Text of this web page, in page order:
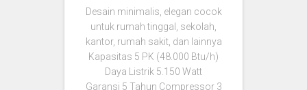
Desain minimalis, elegan cocok
untuk rumah tinggal, sekolah,
kantor, rumah sakit, dan lainnya
Kapasitas 5 PK (48.000 Btu/h)
Daya Listrik 5.150 Watt
Garansi 5 Tahun Compressor 3